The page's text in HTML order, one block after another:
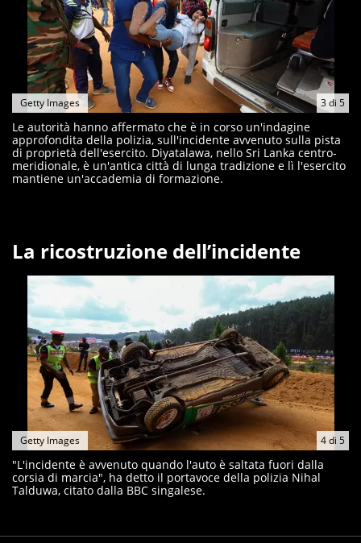
3di 5
Getty Images
Le autorità hanno affermato che è in corso un'indagine
approfondita della polizia, sull'incidente avvenuto sulla pista
di proprietà dell'esercito. Diyatalawa, nello Sri Lanka centro-
meridionale, è un'antica città di lunga tradizione e lì l'esercito
mantiene un'accademia di formazione.
La ricostruzione dell’incidente
4di 5
Getty Images
"L'incidente è avvenuto quando l'auto è saltata fuori dalla
corsia di marcia", ha detto il portavoce della polizia Nihal
Talduwa, citato dalla BBC singalese.